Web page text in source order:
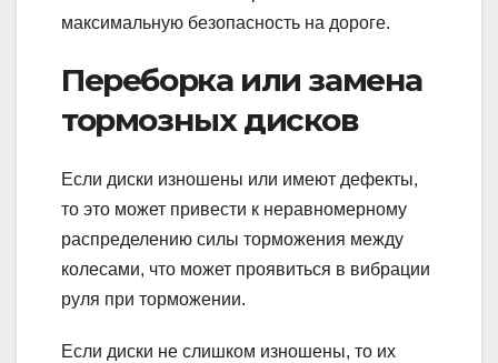
максимальную безопасность на дороге.
Переборка или замена
тормозных дисков
Если диски изношены или имеют дефекты,
то это может привести к неравномерному
распределению силы торможения между
колесами, что может проявиться в вибрации
руля при торможении.
Если диски не слишком изношены, то их